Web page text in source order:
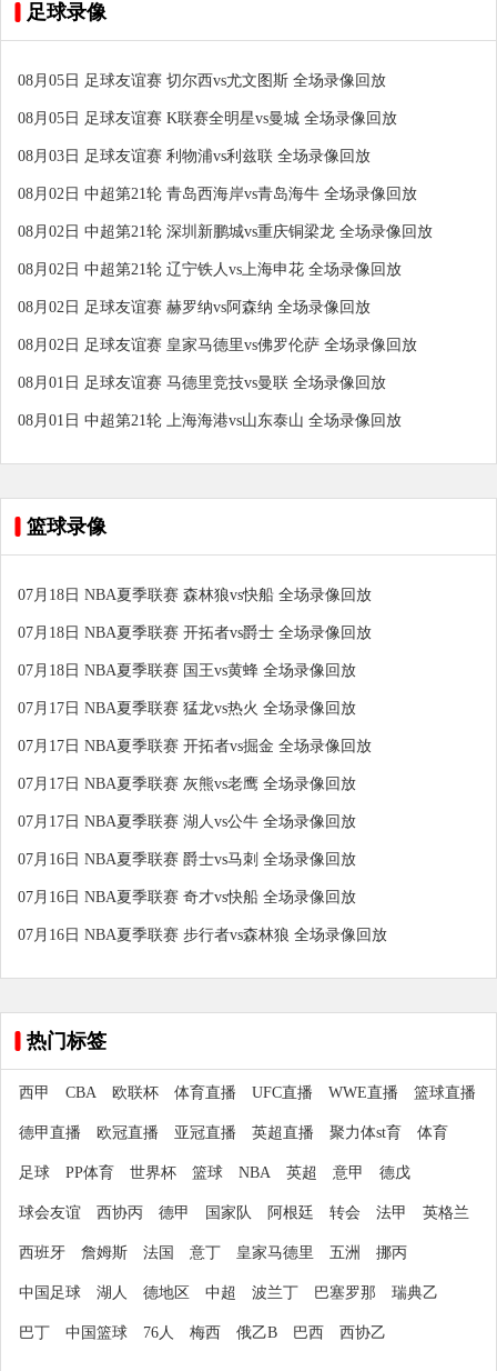
足球录像
08月05日 足球友谊赛 切尔西vs尤文图斯 全场录像回放
08月05日 足球友谊赛 K联赛全明星vs曼城 全场录像回放
08月03日 足球友谊赛 利物浦vs利兹联 全场录像回放
08月02日 中超第21轮 青岛西海岸vs青岛海牛 全场录像回放
08月02日 中超第21轮 深圳新鹏城vs重庆铜梁龙 全场录像回放
08月02日 中超第21轮 辽宁铁人vs上海申花 全场录像回放
08月02日 足球友谊赛 赫罗纳vs阿森纳 全场录像回放
08月02日 足球友谊赛 皇家马德里vs佛罗伦萨 全场录像回放
08月01日 足球友谊赛 马德里竞技vs曼联 全场录像回放
08月01日 中超第21轮 上海海港vs山东泰山 全场录像回放
篮球录像
07月18日 NBA夏季联赛 森林狼vs快船 全场录像回放
07月18日 NBA夏季联赛 开拓者vs爵士 全场录像回放
07月18日 NBA夏季联赛 国王vs黄蜂 全场录像回放
07月17日 NBA夏季联赛 猛龙vs热火 全场录像回放
07月17日 NBA夏季联赛 开拓者vs掘金 全场录像回放
07月17日 NBA夏季联赛 灰熊vs老鹰 全场录像回放
07月17日 NBA夏季联赛 湖人vs公牛 全场录像回放
07月16日 NBA夏季联赛 爵士vs马刺 全场录像回放
07月16日 NBA夏季联赛 奇才vs快船 全场录像回放
07月16日 NBA夏季联赛 步行者vs森林狼 全场录像回放
热门标签
西甲 CBA 欧联杯 体育直播 UFC直播 WWE直播 篮球直播
德甲直播 欧冠直播 亚冠直播 英超直播 聚力体st育 体育
足球 PP体育 世界杯 篮球 NBA 英超 意甲 德戊
球会友谊 西协丙 德甲 国家队 阿根廷 转会 法甲 英格兰
西班牙 詹姆斯 法国 意丁 皇家马德里 五洲 挪丙
中国足球 湖人 德地区 中超 波兰丁 巴塞罗那 瑞典乙
巴丁 中国篮球 76人 梅西 俄乙B 巴西 西协乙